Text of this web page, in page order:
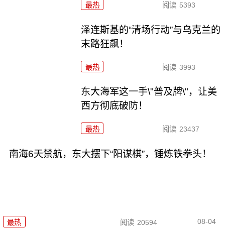
最热 阅读 5393
泽连斯基的“清场行动”与乌克兰的
末路狂飙！
最热 阅读 3993
东大海军这一手\"普及牌\"，让美
西方彻底破防！
最热 阅读 23437
南海6天禁航，东大摆下“阳谋棋”，锤炼铁拳头！
最热 阅读 20594 08-04